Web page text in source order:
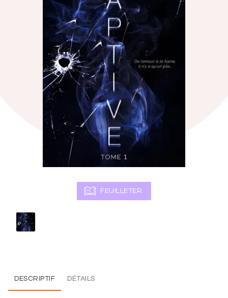
FEUILLETER
DESCRIPTIF DÉTAILS